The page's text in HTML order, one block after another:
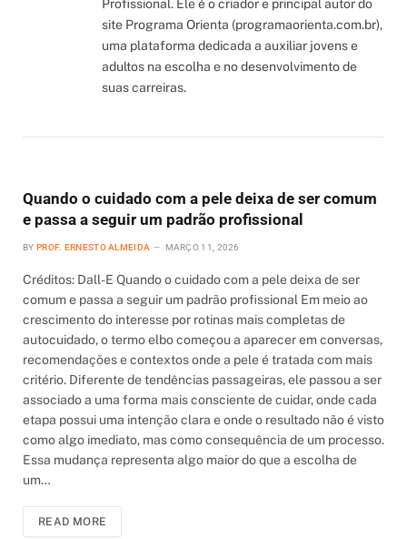
Profissional. Ele é o criador e principal autor do
site Programa Orienta (programaorienta.com.br),
uma plataforma dedicada a auxiliar jovens e
adultos na escolha e no desenvolvimento de
suas carreiras.
Quando o cuidado com a pele deixa de ser comum
e passa a seguir um padrão profissional
BY PROF. ERNESTO ALMEIDA MARÇO 11, 2026
Créditos: Dall-E Quando o cuidado com a pele deixa de ser
comum e passa a seguir um padrão profissional Em meio ao
crescimento do interesse por rotinas mais completas de
autocuidado, o termo elbo começou a aparecer em conversas,
recomendações e contextos onde a pele é tratada com mais
critério. Diferente de tendências passageiras, ele passou a ser
associado a uma forma mais consciente de cuidar, onde cada
etapa possui uma intenção clara e onde o resultado não é visto
como algo imediato, mas como consequência de um processo.
Essa mudança representa algo maior do que a escolha de
um…
READ MORE